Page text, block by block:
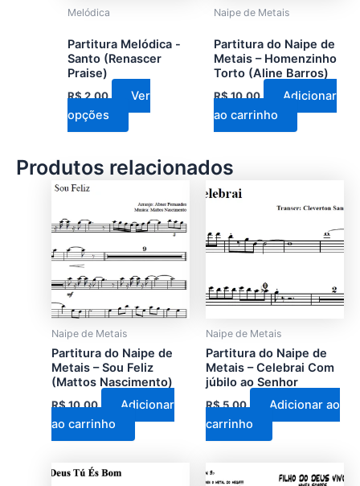
Melódica
Partitura Melódica -
Santo (Renascer
Praise)
R$2,00
Ver
opções
escolhidas
página
produto
Naipe de Metais
Partitura do Naipe de
Metais – Homenzinho
Torto (Aline Barros)
R$10,00
Adicionar
ao carrinho
Produtos relacionados
Naipe de Metais
Partitura do Naipe de
Metais – Sou Feliz
(Mattos Nascimento)
R$10,00
Adicionar
ao carrinho
Naipe de Metais
Partitura do Naipe de
Metais – Celebrai Com
júbilo ao Senhor
R$5,00
Adicionar ao
carrinho